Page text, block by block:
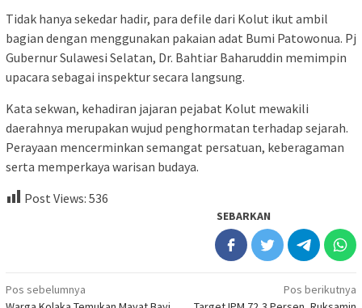
Tidak hanya sekedar hadir, para defile dari Kolut ikut ambil
bagian dengan menggunakan pakaian adat Bumi Patowonua. Pj
Gubernur Sulawesi Selatan, Dr. Bahtiar Baharuddin memimpin
upacara sebagai inspektur secara langsung.
Kata sekwan, kehadiran jajaran pejabat Kolut mewakili
daerahnya merupakan wujud penghormatan terhadap sejarah.
Perayaan mencerminkan semangat persatuan, keberagaman
serta memperkaya warisan budaya.
Post Views: 536
SEBARKAN
Navigasi
Pos sebelumnya
Pos berikutnya